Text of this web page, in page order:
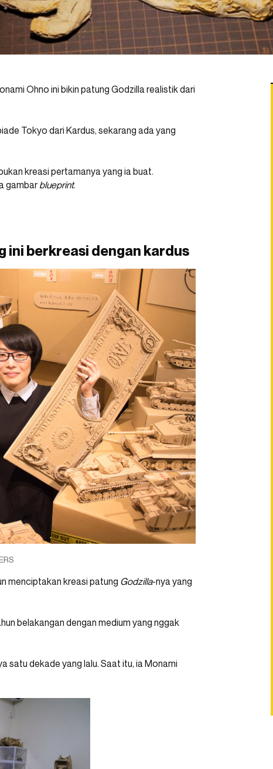
Ohno ini bikin patung Godzilla realistik dari
Tokyo dari Kardus, sekarang ada yang
kreasi pertamanya yang ia buat.
gambar blueprint.
ini berkreasi dengan kardus
menciptakan kreasi patung Godzilla-nya yang
belakangan dengan medium yang nggak
satu dekade yang lalu. Saat itu, ia Monami